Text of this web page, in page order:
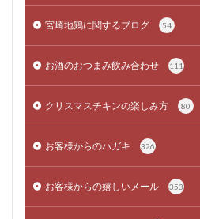
宮崎地鶏に関するブログ 54
お酒のおつまみ飲み合わせ 111
クリスマスチキンの楽しみ方 80
お客様からのハガキ 326
お客様からの嬉しいメール 353